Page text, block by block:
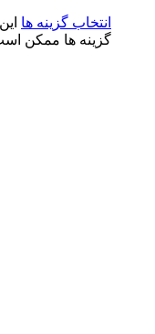
گزینه ها این محصول
ها ممکن است در